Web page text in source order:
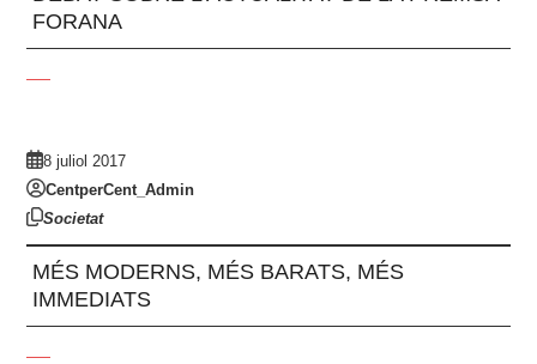
FORANA
8 juliol 2017
CentperCent_Admin
Societat
MÉS MODERNS, MÉS BARATS, MÉS
IMMEDIATS